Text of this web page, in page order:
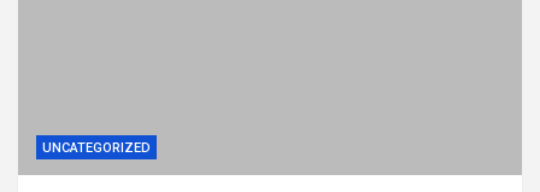
UNCATEGORIZED